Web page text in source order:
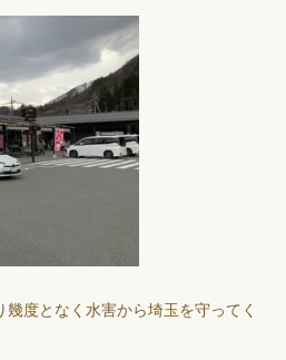
度となく水害から埼玉を守ってく